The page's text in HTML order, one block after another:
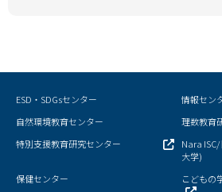
情報センター
自然環境教育センター
理数教育研究センター
ESD・SDGsセンター
情報セン
自然環境教育センター
理数教育
特別支援教育研究センター
Nara
大学)
保健センター
こどもの